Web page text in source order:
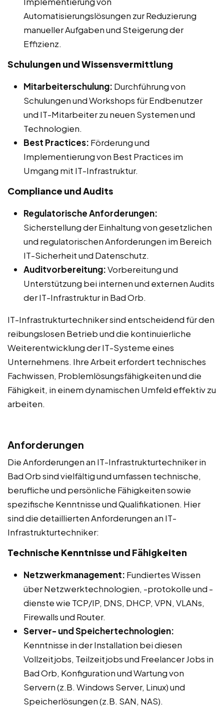
Automatisierungslösungen zur Reduzierung
manueller Aufgaben und Steigerung der
Effizienz.
Schulungen und Wissensvermittlung
Mitarbeiterschulung: Durchführung von
Schulungen und Workshops für Endbenutzer
und IT-Mitarbeiter zu neuen Systemen und
Technologien.
Best Practices: Förderung und
Implementierung von Best Practices im
Umgang mit IT-Infrastruktur.
Compliance und Audits
Regulatorische Anforderungen:
Sicherstellung der Einhaltung von gesetzlichen
und regulatorischen Anforderungen im Bereich
IT-Sicherheit und Datenschutz.
Auditvorbereitung:Vorbereitung und
Unterstützung bei internen und externen Audits
der IT-Infrastruktur in Bad Orb.
IT-Infrastrukturtechniker sind entscheidend für den
reibungslosen Betrieb und die kontinuierliche
Weiterentwicklung der IT-Systeme eines
Unternehmens. Ihre Arbeit erfordert technisches
Fachwissen, Problemlösungsfähigkeiten und die
Fähigkeit, in einem dynamischen Umfeld effektiv zu
arbeiten.
Anforderungen
Die Anforderungen an IT-Infrastrukturtechniker in
Bad Orb sind vielfältig und umfassen technische,
berufliche und persönliche Fähigkeiten sowie
spezifische Kenntnisse und Qualifikationen. Hier
sind die detaillierten Anforderungen an IT-
Infrastrukturtechniker:
Technische Kenntnisse und Fähigkeiten
Netzwerkmanagement: Fundiertes Wissen
über Netzwerktechnologien, -protokolle und -
dienste wie TCP/IP, DNS, DHCP, VPN, VLANs,
Firewalls und Router.
Server- und Speichertechnologien:
Kenntnisse in der Installation bei diesen
Vollzeitjobs, Teilzeitjobs und Freelancer Jobs in
Bad Orb, Konfiguration und Wartung von
Servern (z.B. Windows Server, Linux) und
Speicherlösungen (z.B. SAN, NAS).